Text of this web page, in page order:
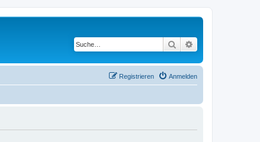
Suche
Anmelden
Registrieren